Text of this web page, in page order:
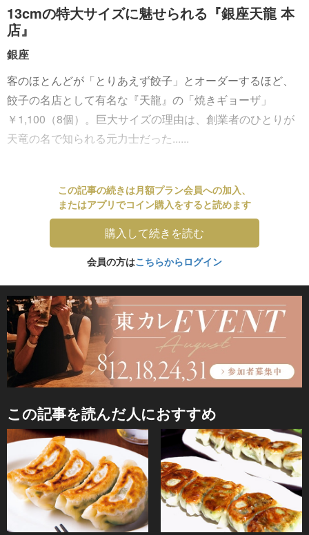
13cmの特大サイズに魅せられる『銀座天龍 本
店』
銀座
客のほとんどが「とりあえず餃子」とオーダーするほど、
餃子の名店として有名な『天龍』の「焼きギョーザ」
￥1,100（8個）。巨大サイズの理由は、創業者のひとりが
天竜の名で知られる元力士だった......
この記事の続きは月額プラン会員への加入、
またはアプリでコイン購入をすると読めます
購入して続きを読む
会員の方はこちらからログイン
この記事を読んだ人におすすめ